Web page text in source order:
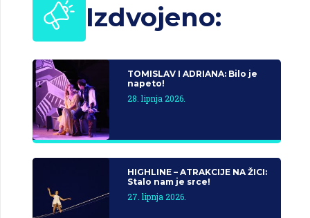
Izdvojeno:
TOMISLAV I ADRIANA: Bilo je
napeto!
28. lipnja 2026.
HIGHLINE – ATRAKCIJE NA ŽICI:
Stalo nam je srce!
27. lipnja 2026.